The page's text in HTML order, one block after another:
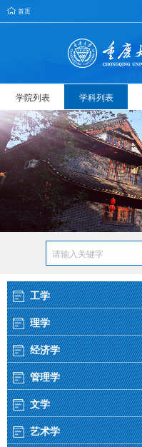
首页
学院列表 学科列表
工学
理学
经济学
管理学
文学
艺术学